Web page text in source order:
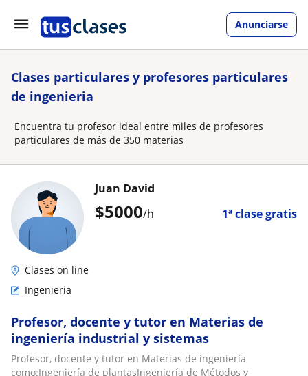
Anunciarse
Clases particulares y profesores particulares
de ingenieria
Encuentra tu profesor ideal entre miles de profesores
particulares de más de 350 materias
$5000/h 1ª clase gratis
Juan David
Clases on line
Ingenieria
Profesor, docente y tutor en Materias de
ingeniería industrial y sistemas
Profesor, docente y tutor en Materias de ingeniería
como:Ingeniería de plantasIngeniería de Métodos y